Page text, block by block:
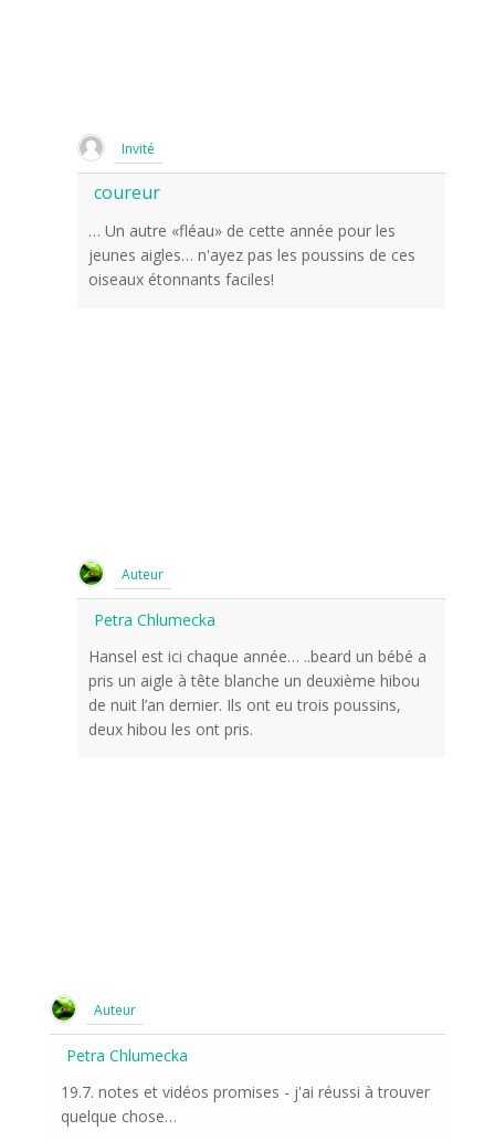
Invité
coureur
… Un autre «fléau» de cette année pour les
jeunes aigles… n'ayez pas les poussins de ces
oiseaux étonnants faciles!
Auteur
Petra Chlumecka
Hansel est ici chaque année… ..beard un bébé a
pris un aigle à tête blanche un deuxième hibou
de nuit l’an dernier. Ils ont eu trois poussins,
deux hibou les ont pris.
Auteur
Petra Chlumecka
19.7. notes et vidéos promises - j'ai réussi à trouver
quelque chose…